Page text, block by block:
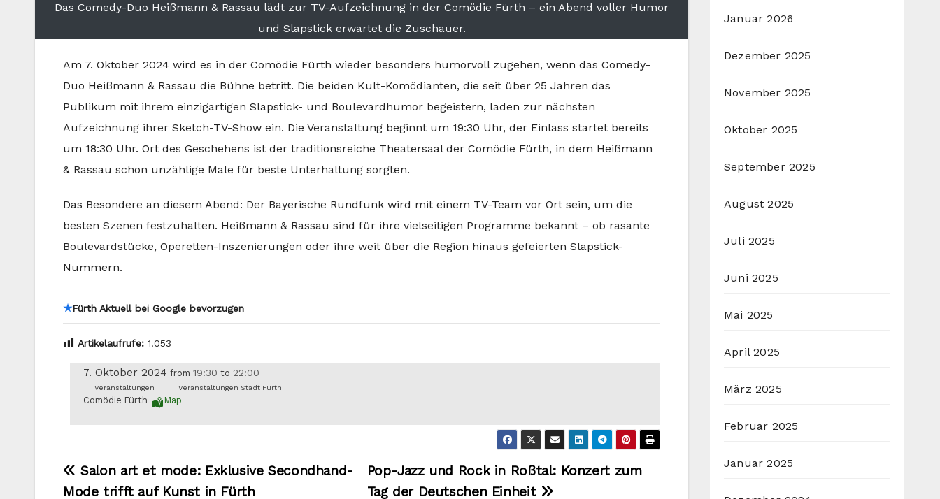
Das Comedy-Duo Heißmann & Rassau lädt zur TV-Aufzeichnung in der Comödie Fürth – ein Abend voller Humor
und Slapstick erwartet die Zuschauer.
Am 7. Oktober 2024 wird es in der Comödie Fürth wieder besonders humorvoll zugehen, wenn das Comedy-
Duo Heißmann & Rassau die Bühne betritt. Die beiden Kult-Komödianten, die seit über 25 Jahren das
Publikum mit ihrem einzigartigen Slapstick- und Boulevardhumor begeistern, laden zur nächsten
Aufzeichnung ihrer Sketch-TV-Show ein. Die Veranstaltung beginnt um 19:30 Uhr, der Einlass startet bereits
um 18:30 Uhr. Ort des Geschehens ist der traditionsreiche Theatersaal der Comödie Fürth, in dem Heißmann
& Rassau schon unzählige Male für beste Unterhaltung sorgten.
Das Besondere an diesem Abend: Der Bayerische Rundfunk wird mit einem TV-Team vor Ort sein, um die
besten Szenen festzuhalten. Heißmann & Rassau sind für ihre vielseitigen Programme bekannt – ob rasante
Boulevardstücke, Operetten-Inszenierungen oder ihre weit über die Region hinaus gefeierten Slapstick-
Nummern.
★Fürth Aktuell bei Google bevorzugen
Artikelaufrufe: 1.053
7. Oktober 2024 from 19:30 to 22:00
Veranstaltungen Veranstaltungen Stadt Fürth
Comödie Fürth Map
Beitragsnavigation
Pop-Jazz und Rock in Roßtal: Konzert zum
Tag der Deutschen Einheit
Salon art et mode: Exklusive Secondhand-
Mode trifft auf Kunst in Fürth
Januar 2026
Dezember 2025
November 2025
Oktober 2025
September 2025
August 2025
Juli 2025
Juni 2025
Mai 2025
April 2025
März 2025
Februar 2025
Januar 2025